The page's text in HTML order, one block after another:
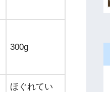
300g
ほぐれてい